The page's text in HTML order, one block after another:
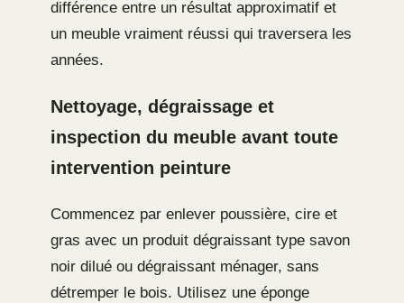
différence entre un résultat approximatif et
un meuble vraiment réussi qui traversera les
années.
Nettoyage, dégraissage et
inspection du meuble avant toute
intervention peinture
Commencez par enlever poussière, cire et
gras avec un produit dégraissant type savon
noir dilué ou dégraissant ménager, sans
détremper le bois. Utilisez une éponge